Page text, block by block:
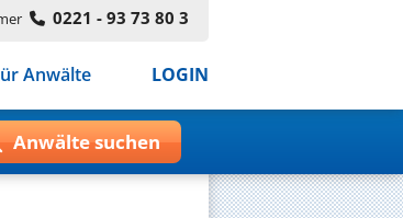
0221 - 93 73 80 3
Anwälte LOGIN